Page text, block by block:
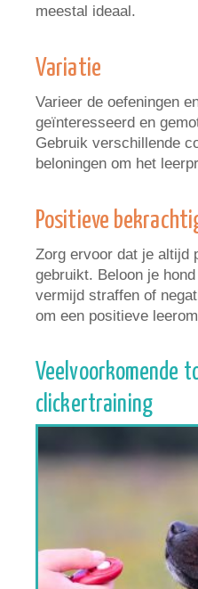
meestal ideaal.
Variatie
Varieer de oefeningen
geïnteresseerd en
Gebruik verschillende
beloningen om het
Positieve
Zorg ervoor dat je altijd
gebruikt. Beloon je
vermijd straffen of
om een positieve
Veelvoorkomende
clickertraining